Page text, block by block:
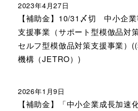
【補助金】10/31〆切 中小企
支援事業（サポート型模倣品対
セルフ型模倣品対策支援事業）
機構（JETRO）)
2023年4月27日
【補助金】「中小企業成長加速
2026年1月9日